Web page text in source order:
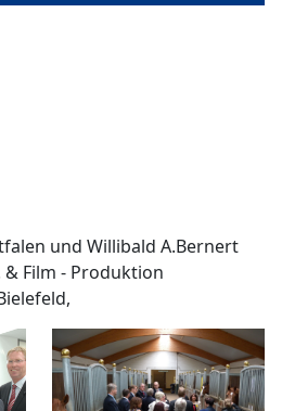
und Willibald A.Bernert
& Film - Produktion